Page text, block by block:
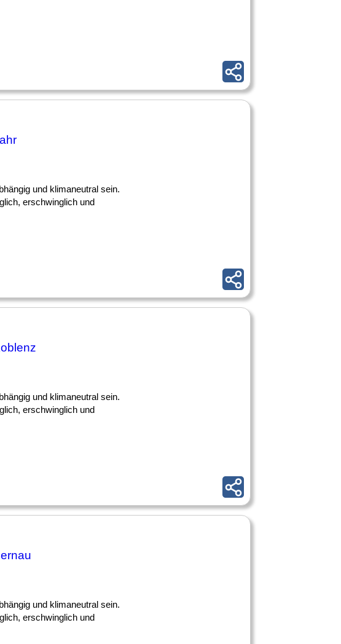
und klimaneutral sein.
erschwinglich und
und klimaneutral sein.
erschwinglich und
und klimaneutral sein.
erschwinglich und